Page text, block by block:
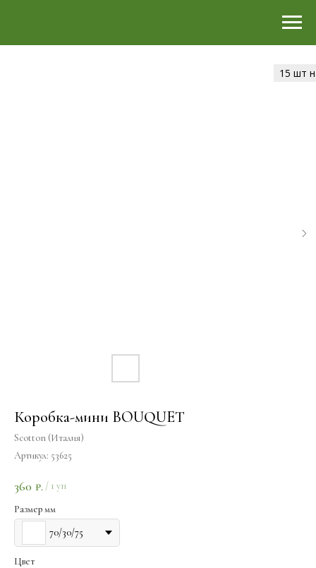
Коробка-мини BOUQUET
Scotton (Италия)
Артикул: 53625
360 ₽. / 1 уп
Размер мм
70/30/75
Цвет